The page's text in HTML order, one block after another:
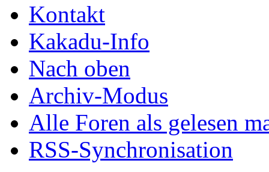
Kontakt
Kakadu-Info
Nach oben
Archiv-Modus
Alle Foren als gelesen
RSS-Synchronisation